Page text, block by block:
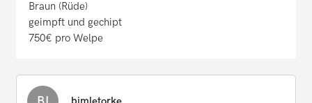
Braun (Rüde)
geimpft und gechipt
750€ pro Welpe